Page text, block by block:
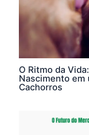
O Ritmo da
Nascimento em
Cachorros